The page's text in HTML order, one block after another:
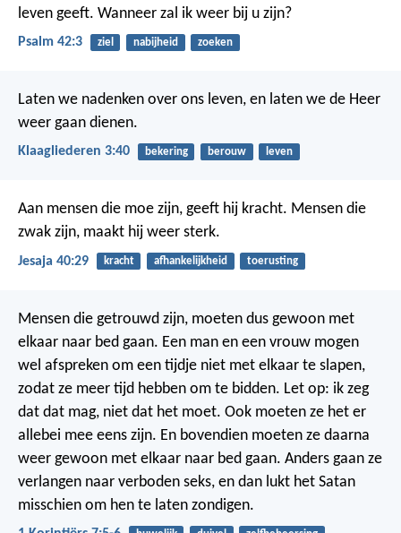
leven geeft. Wanneer zal ik weer bij u zijn?
Psalm 42:3 ziel nabijheid zoeken
Laten we nadenken over ons leven, en laten we de Heer
weer gaan dienen.
Klaagliederen 3:40 bekering berouw leven
Aan mensen die moe zijn, geeft hij kracht. Mensen die
zwak zijn, maakt hij weer sterk.
Jesaja 40:29 kracht afhankelijkheid toerusting
Mensen die getrouwd zijn, moeten dus gewoon met
elkaar naar bed gaan. Een man en een vrouw mogen
wel afspreken om een tijdje niet met elkaar te slapen,
zodat ze meer tijd hebben om te bidden. Let op: ik zeg
dat dat mag, niet dat het moet. Ook moeten ze het er
allebei mee eens zijn. En bovendien moeten ze daarna
weer gewoon met elkaar naar bed gaan. Anders gaan ze
verlangen naar verboden seks, en dan lukt het Satan
misschien om hen te laten zondigen.